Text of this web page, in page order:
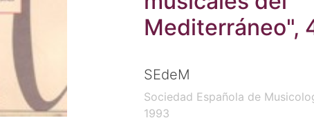
Mediterráneo",
SEdeM
Sociedad Española de
1993